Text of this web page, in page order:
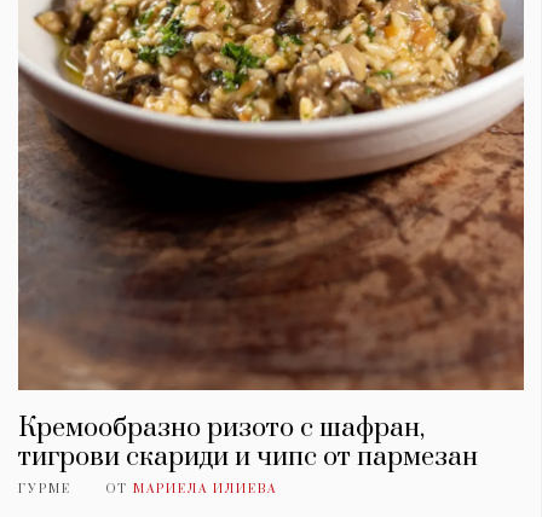
Кремообразно ризото с шафран,
тигрови скариди и чипс от пармезан
ГУРМЕ ОТ МАРИЕЛА ИЛИЕВА